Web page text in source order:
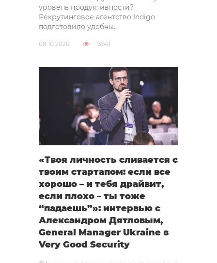
уровень продуктивности?
Рекрутинговое агентство Indigo
подготовило удобны..
08.10.2020 13641
«Твоя личность сливается с
твоим стартапом: если все
хорошо – и тебя драйвит,
если плохо – ты тоже
“падаешь”»: интервью с
Александром Дятловым,
General Manager Ukraine в
Very Good Security